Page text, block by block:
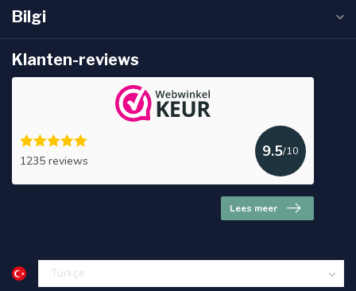
Bilgi
Klanten-reviews
1235 reviews
9.5/10
Lees meer